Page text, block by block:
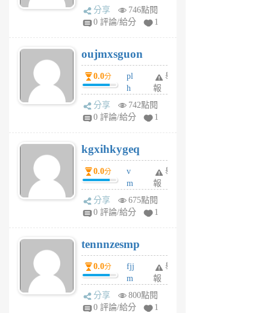
A
V
個
月
前
ld
gy
個
月
前
分享
746點閱
0 評論/給分
1
oujmxsguon
0.0分
pl
h
wi
w
6
個
月
前
舉
報
分享
742點閱
0 評論/給分
1
kgxihkygeq
0.0分
v
m
sg
sr
6
個
月
前
舉
報
分享
675點閱
0 評論/給分
1
tennnzesmp
0.0分
fjj
m
w
rs
舉
報
分享
800點閱
0 評論/給分
1